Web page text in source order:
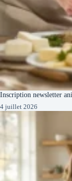
Inscription newsletter
4 juillet 2026